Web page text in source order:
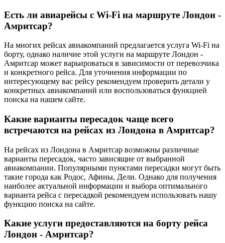
Есть ли авиарейсы с Wi-Fi на маршруте Лондон -
Амритсар?
На многих рейсах авиакомпаний предлагается услуга Wi-Fi на
борту, однако наличие этой услуги на маршруте Лондон -
Амритсар может варьироваться в зависимости от перевозчика
и конкретного рейса. Для уточнения информации по
интересующему вас рейсу рекомендуем проверить детали у
конкретных авиакомпаний или воспользоваться функцией
поиска на нашем сайте.
Какие варианты пересадок чаще всего
встречаются на рейсах из Лондона в Амритсар?
На рейсах из Лондона в Амритсар возможны различные
варианты пересадок, часто зависящие от выбранной
авиакомпании. Популярными пунктами пересадки могут быть
такие города как Родос, Афины, Дели. Однако для получения
наиболее актуальной информации и выбора оптимального
варианта рейса с пересадкой рекомендуем использовать нашу
функцию поиска на сайте.
Какие услуги предоставляются на борту рейса
Лондон - Амритсар?